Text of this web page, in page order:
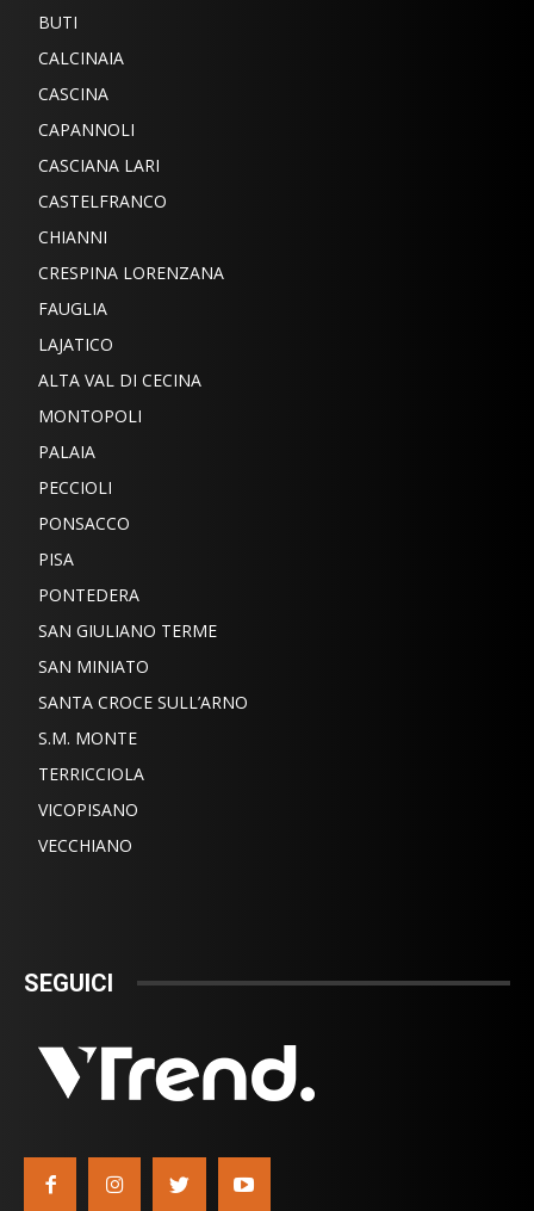
BUTI
CALCINAIA
CASCINA
CAPANNOLI
CASCIANA LARI
CASTELFRANCO
CHIANNI
CRESPINA LORENZANA
FAUGLIA
LAJATICO
ALTA VAL DI CECINA
MONTOPOLI
PALAIA
PECCIOLI
PONSACCO
PISA
PONTEDERA
SAN GIULIANO TERME
SAN MINIATO
SANTA CROCE SULL’ARNO
S.M. MONTE
TERRICCIOLA
VICOPISANO
VECCHIANO
SEGUICI